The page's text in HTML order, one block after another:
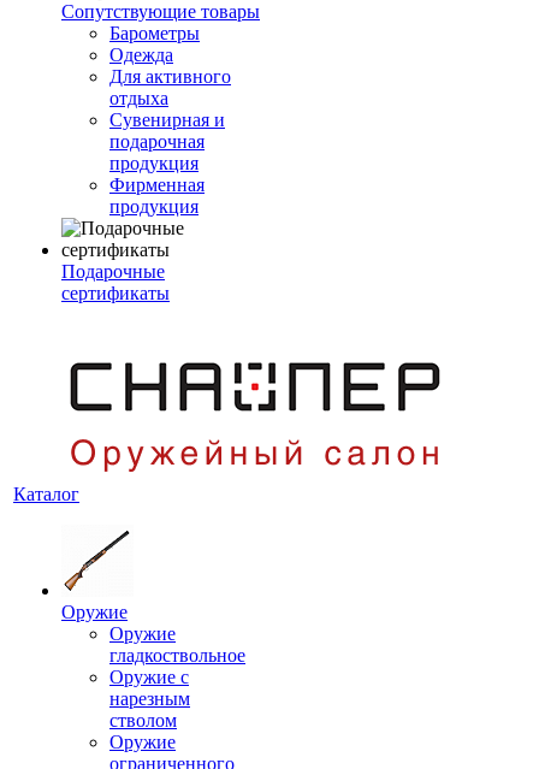
Сопутствующие товары
Барометры
Одежда
Для активного
отдыха
Сувенирная и
подарочная
продукция
Фирменная
продукция
Подарочные
сертификаты
Каталог
Оружие
Оружие
гладкоствольное
Оружие с
нарезным
стволом
Оружие
ограниченного